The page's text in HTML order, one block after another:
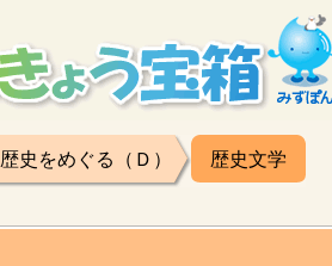
歴史をめぐる（Ｄ） 歴史文学